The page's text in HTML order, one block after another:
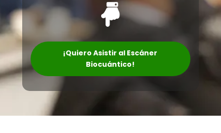

¡Quiero Asistir al Escáner
Biocuántico!